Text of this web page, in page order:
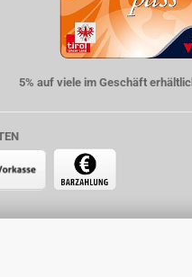
5% auf viele im Geschäft